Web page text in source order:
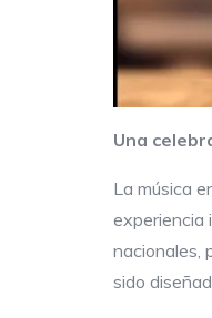
Una
La música
experiencia
nacionales,
sido